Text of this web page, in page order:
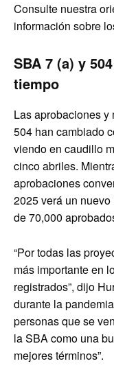
Consulte nuestra
información sobre
SBA 7 (a) y
tiempo
Las aprobaciones y
504 han cambiado
viendo en caudillo
cinco abriles.
aprobaciones
2025 verá un
de 70,000
“Por todas las
más importante en
registrados”, dijo
durante la
personas que se
la SBA como una
mejores términos”.